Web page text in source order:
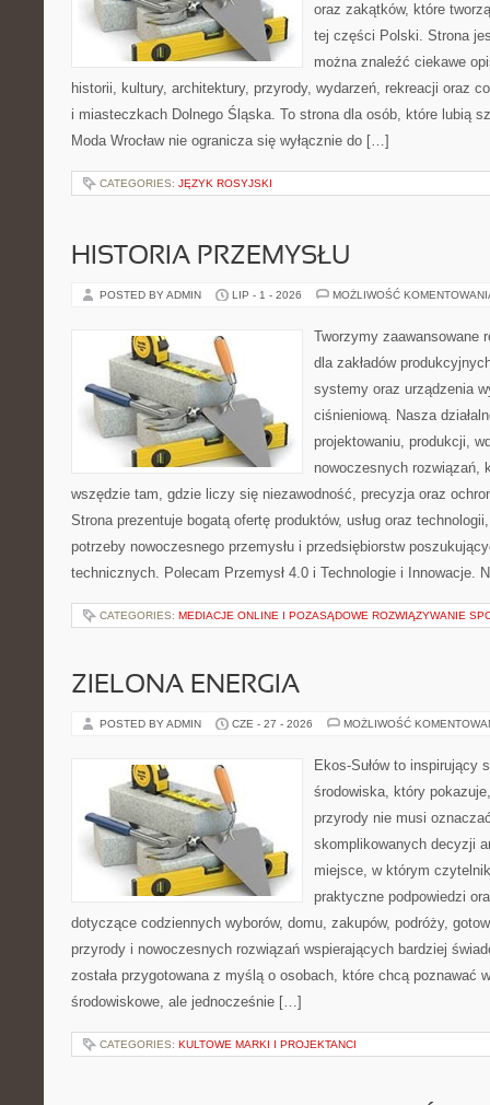
oraz zakątków, które
tej części Polski. Strona
można znaleźć ciekawe
historii, kultury, architektury, przyrody, wydarzeń, rekreacji oraz
i miasteczkach Dolnego Śląska. To strona dla osób, które lubią
Moda Wrocław nie ogranicza się wyłącznie do […]
CATEGORIES: JĘZYK ROSYJSKI
HISTORIA PRZEMYSŁU
POSTED BY ADMIN LIP - 1 - 2026 MOŻLIWOŚĆ
Tworzymy zaawansowane
dla zakładów
systemy oraz urządzenia
ciśnieniową. Nasza
projektowaniu, produkcji,
nowoczesnych rozwiązań,
wszędzie tam, gdzie liczy się niezawodność, precyzja oraz
Strona prezentuje bogatą ofertę produktów, usług oraz
potrzeby nowoczesnego przemysłu i przedsiębiorstw
technicznych. Polecam Przemysł 4.0 i Technologie i Innowacje.
CATEGORIES: MEDIACJE ONLINE I POZASĄDOWE ROZWIĄZYWANIE
ZIELONA ENERGIA
POSTED BY ADMIN CZE - 27 - 2026 MOŻLIWOŚĆ
Ekos-Sułów to inspirujący
środowiska, który
przyrody nie musi
skomplikowanych decyzji
miejsce, w którym
praktyczne podpowiedzi
dotyczące codziennych wyborów, domu, zakupów, podróży,
przyrody i nowoczesnych rozwiązań wspierających bardziej
została przygotowana z myślą o osobach, które chcą poznawać
środowiskowe, ale jednocześnie […]
CATEGORIES: KULTOWE MARKI I PROJEKTANCI